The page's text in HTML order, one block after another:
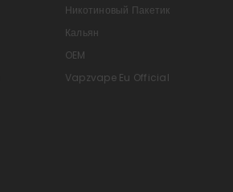
Никотиновый Пакетик
Кальян
OEM
Vapzvape Eu Official